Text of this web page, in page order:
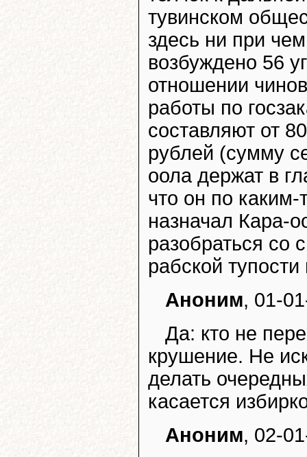
тувинском
здесь ни при
возбуждено 56
отношении
работы по
составляют от
рублей (сумму
оола держат в
что он по
назначал Кара-
разобраться со
рабской
Аноним, 01-
Да: кто не
крушение. Не
делать
касается
Аноним, 02-